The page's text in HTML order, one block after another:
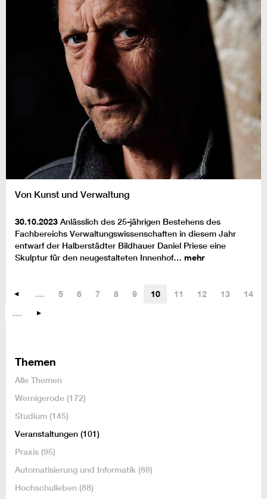
Von Kunst und Verwaltung
30.10.2023 Anlässlich des 25-jährigen Bestehens des
Fachbereichs Verwaltungswissenschaften in diesem Jahr
entwarf der Halberstädter Bildhauer Daniel Priese eine
Skulptur für den neugestalteten Innenhof… mehr
.... 5 6 7 8 9 10 11 12 13
14
....
Themen
Alle Themen
Wernigerode (172)
Studium (145)
Veranstaltungen (101)
Praxis (95)
Automatisierung und Informatik (88)
Hochschulleben (88)